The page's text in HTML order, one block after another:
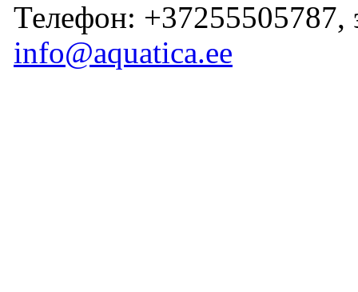
Телефон: +37255505787,
info@aquatica.ee